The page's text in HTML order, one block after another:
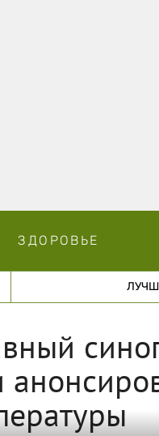
ЗДОРОВЬЕ